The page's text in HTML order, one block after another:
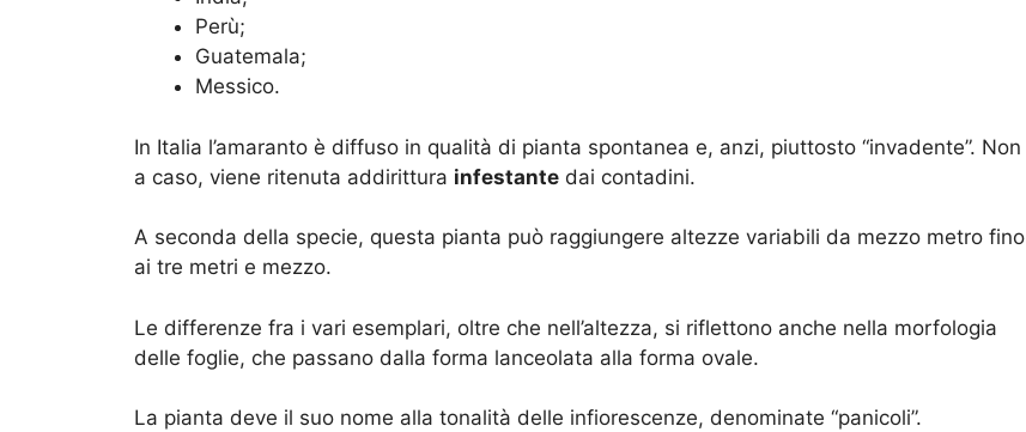
Perù;
Guatemala;
Messico.
In Italia l’amaranto è diffuso in qualità di pianta spontanea e, anzi, piuttosto “invadente”. Non
a caso, viene ritenuta addirittura infestante dai contadini.
A seconda della specie, questa pianta può raggiungere altezze variabili da mezzo metro fino
ai tre metri e mezzo.
Le differenze fra i vari esemplari, oltre che nell’altezza, si riflettono anche nella morfologia
delle foglie, che passano dalla forma lanceolata alla forma ovale.
La pianta deve il suo nome alla tonalità delle infiorescenze, denominate “panicoli”.